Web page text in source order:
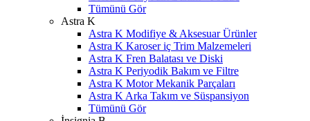
Tümünü Gör
Astra K
Astra K Modifiye & Aksesuar Ürünler
Astra K Karoser iç Trim Malzemeleri
Astra K Fren Balatası ve Diski
Astra K Periyodik Bakım ve Filtre
Astra K Motor Mekanik Parçaları
Astra K Arka Takım ve Süspansiyon
Tümünü Gör